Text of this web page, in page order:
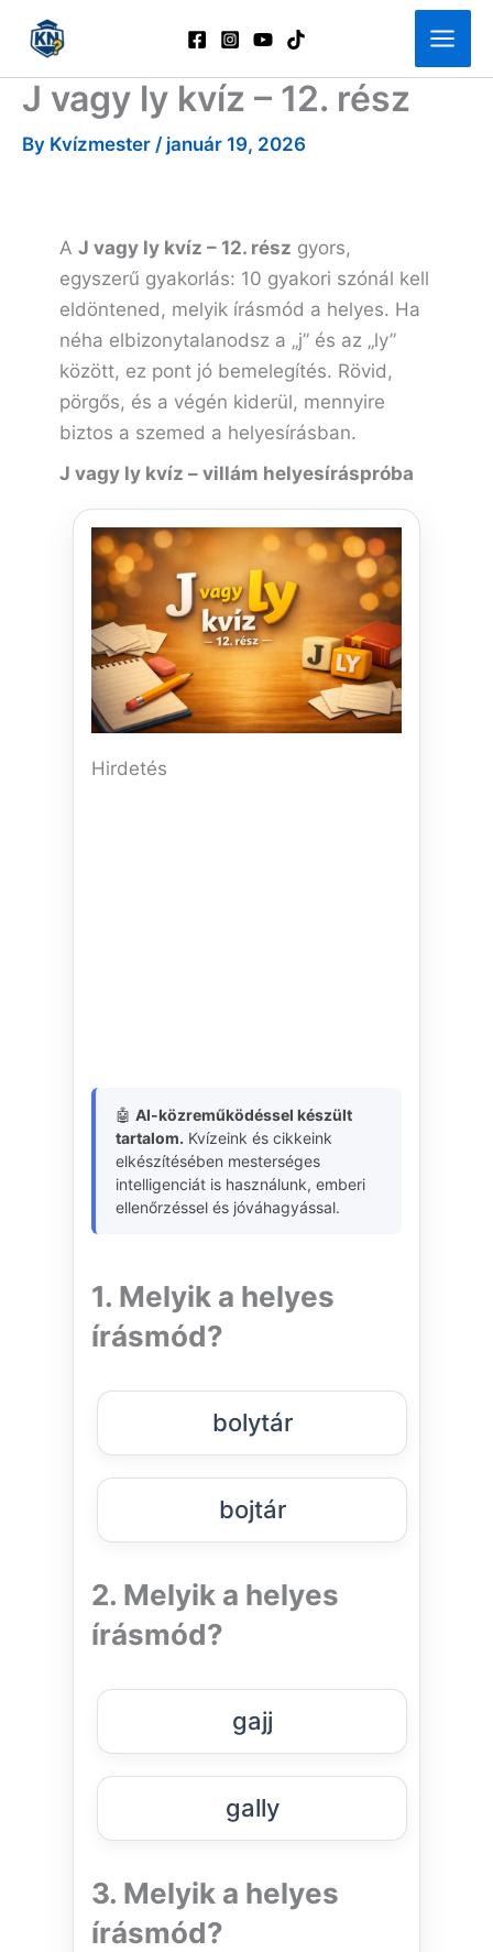
content
J vagy ly kvíz – 12. rész
By Kvízmester / január 19, 2026
A J vagy ly kvíz – 12. rész gyors,
egyszerű gyakorlás: 10 gyakori szónál kell
eldöntened, melyik írásmód a helyes. Ha
néha elbizonytalanodsz a „j” és az „ly”
között, ez pont jó bemelegítés. Rövid,
pörgős, és a végén kiderül, mennyire
biztos a szemed a helyesírásban.
J vagy ly kvíz – villám helyesíráspróba
Hirdetés
🤖 AI-közreműködéssel készült
tartalom. Kvízeink és cikkeink
elkészítésében mesterséges
intelligenciát is használunk, emberi
ellenőrzéssel és jóváhagyással.
1. Melyik a helyes
írásmód?
bolytár
bojtár
2. Melyik a helyes
írásmód?
gajj
gally
3. Melyik a helyes
írásmód?